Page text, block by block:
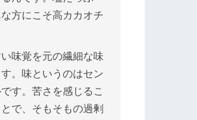
方にこそ高カカオチ
味覚を元の繊細な味
。味というのはセン
す。苦さを感じるこ
で、そもそもの過剰